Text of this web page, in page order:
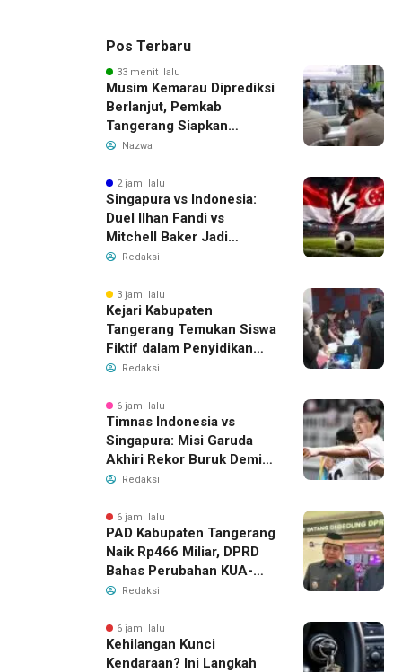
Pos Terbaru
33 menit lalu
Musim Kemarau Diprediksi
Berlanjut, Pemkab
Tangerang Siapkan
Langkah Antisipasi Krisis
Nazwa
2 jam lalu
Singapura vs Indonesia:
Duel Ilhan Fandi vs
Mitchell Baker Jadi
Sorotan di Piala AFF 2026
Redaksi
3 jam lalu
Kejari Kabupaten
Tangerang Temukan Siswa
Fiktif dalam Penyidikan
Dana BOP PKBM
Redaksi
6 jam lalu
Timnas Indonesia vs
Singapura: Misi Garuda
Akhiri Rekor Buruk Demi
Tiket Semifinal Piala AFF
Redaksi
6 jam lalu
PAD Kabupaten Tangerang
Naik Rp466 Miliar, DPRD
Bahas Perubahan KUA-
PPAS 2026
Redaksi
6 jam lalu
Kehilangan Kunci
Kendaraan? Ini Langkah